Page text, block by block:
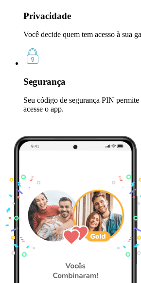
Privacidade
Você decide quem tem acesso à sua
Segurança
Seu código de segurança PIN
acesse o app.